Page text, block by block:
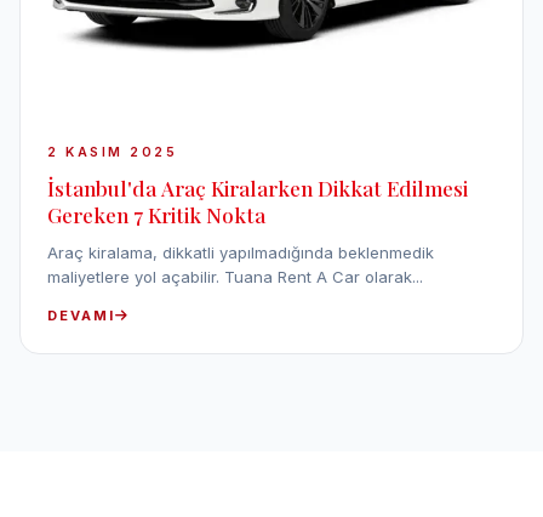
2 KASIM 2025
İstanbul'da Araç Kiralarken Dikkat Edilmesi
Gereken 7 Kritik Nokta
Araç kiralama, dikkatli yapılmadığında beklenmedik
maliyetlere yol açabilir. Tuana Rent A Car olarak...
DEVAMI